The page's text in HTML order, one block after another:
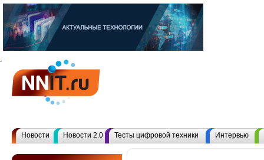
Новости Новости 2.0 Тесты цифровой техники Интервью